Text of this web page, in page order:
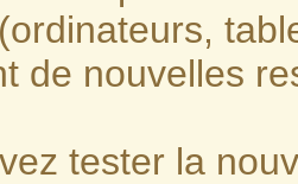
de nouvelles
tester la